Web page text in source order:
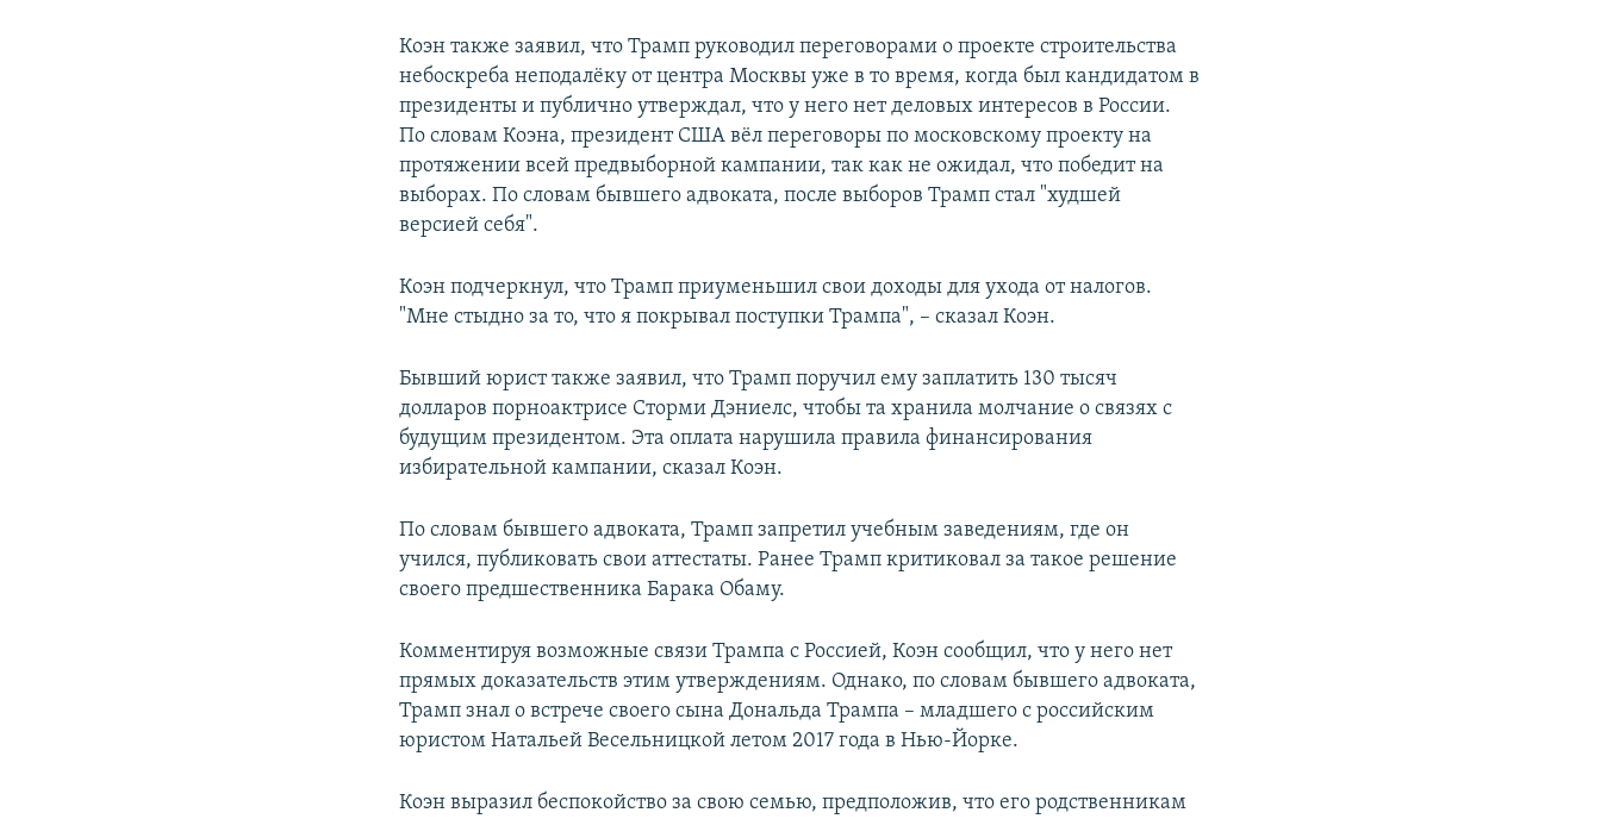
Коэн также заявил, что Трамп руководил переговорами о проекте строительства
небоскреба неподалёку от центра Москвы уже в то время, когда был кандидатом в
президенты и публично утверждал, что у него нет деловых интересов в России.
По словам Коэна, президент США вёл переговоры по московскому проекту на
протяжении всей предвыборной кампании, так как не ожидал, что победит на
выборах. По словам бывшего адвоката, после выборов Трамп стал "худшей
версией себя".
Коэн подчеркнул, что Трамп приуменьшил свои доходы для ухода от налогов.
"Мне стыдно за то, что я покрывал поступки Трампа", – сказал Коэн.
Бывший юрист также заявил, что Трамп поручил ему заплатить 130 тысяч
долларов порноактрисе Сторми Дэниелс, чтобы та хранила молчание о связях с
будущим президентом. Эта оплата нарушила правила финансирования
избирательной кампании, сказал Коэн.
По словам бывшего адвоката, Трамп запретил учебным заведениям, где он
учился, публиковать свои аттестаты. Ранее Трамп критиковал за такое решение
своего предшественника Барака Обаму.
Комментируя возможные связи Трампа с Россией, Коэн сообщил, что у него нет
прямых доказательств этим утверждениям. Однако, по словам бывшего адвоката,
Трамп знал о встрече своего сына Дональда Трампа – младшего с российским
юристом Натальей Весельницкой летом 2017 года в Нью-Йорке.
Коэн выразил беспокойство за свою семью, предположив, что его родственникам